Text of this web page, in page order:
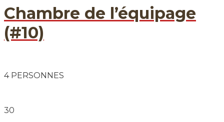
Chambre de l’équipage
(#10)
4 PERSONNES
30